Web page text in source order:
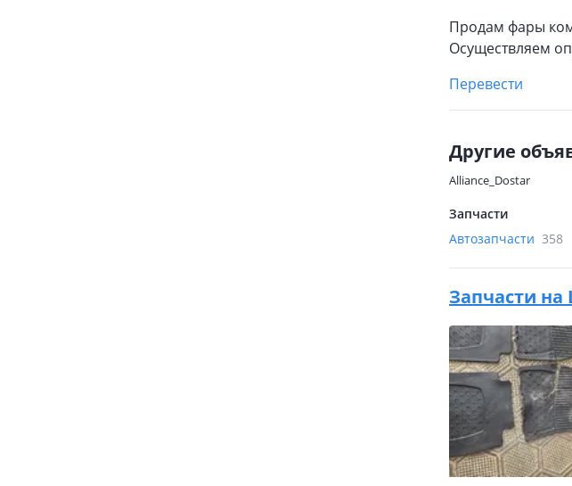
Продам фары
Осуществляем
Перевести
Другие
Alliance_Dostar
Запчасти
Автозапчасти 358
Запчасти на